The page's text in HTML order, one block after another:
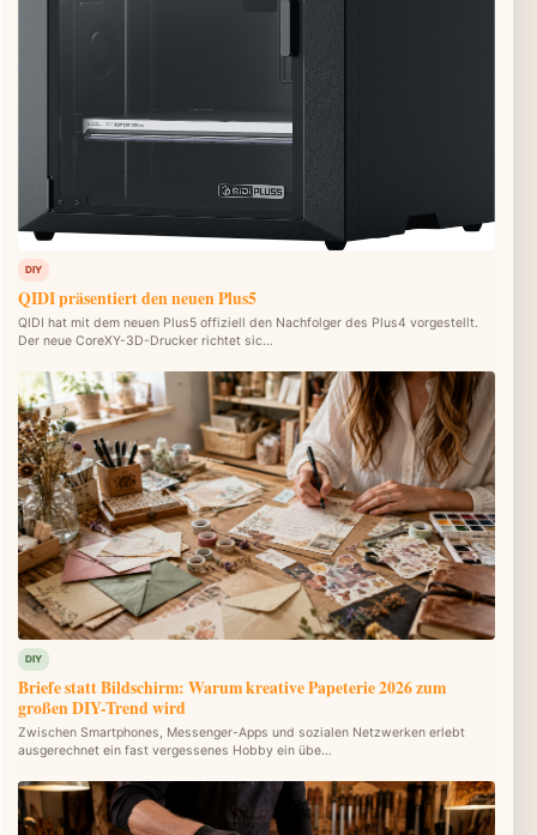
DIY
QIDI präsentiert den neuen Plus5
QIDI hat mit dem neuen Plus5 offiziell den Nachfolger des Plus4 vorgestellt.
Der neue CoreXY-3D-Drucker richtet sic…
DIY
Briefe statt Bildschirm: Warum kreative Papeterie 2026 zum
großen DIY-Trend wird
Zwischen Smartphones, Messenger-Apps und sozialen Netzwerken erlebt
ausgerechnet ein fast vergessenes Hobby ein übe…